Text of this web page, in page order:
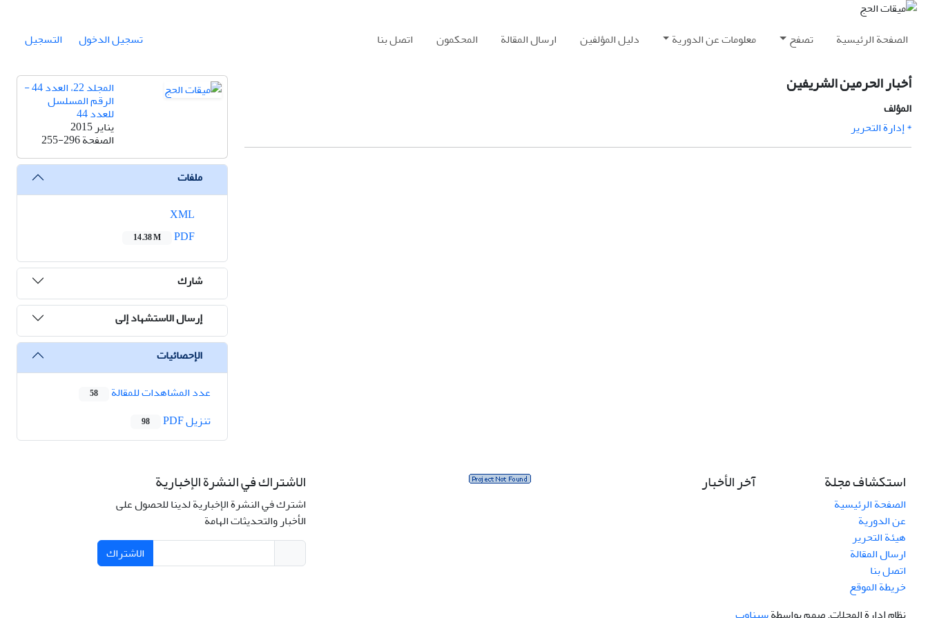
الصفحة الرئيسية تصفح معلومات عن الدورية دليل المؤلفين ارسال المقالة المحكمون اتصل بنا تسجيل الدخول التسجيل
أخبار الحرمين الشريفين
المؤلف
* إدارة التحرير
المجلد 22، العدد 44 -
الرقم المسلسل
للعدد 44
يناير 2015
الصفحة255-296
ملفات
14.38 M
شارك
إرسال الاستشهاد إلى
الإحصائيات
عدد المشاهدات للمقالة
58
تنزیل PDF 98
استكشاف مجلة
الصفحة الرئيسية
عن الدورية
هيئة التحرير
ارسال المقالة
اتصل بنا
خريطة الموقع
آخر الأخبار الاشتراك في النشرة الإخبارية
اشترك في النشرة الإخبارية لدينا للحصول على
الأخبار والتحديثات الهامة
الاشتراك